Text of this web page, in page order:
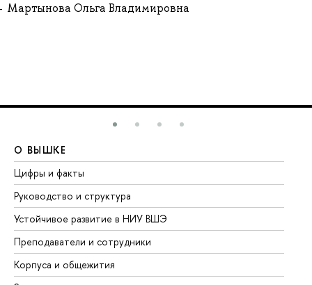
Мартынова Ольга Владимировна
О ВЫШКЕ
Цифры и факты
Руководство и структура
Устойчивое развитие в НИУ ВШЭ
Преподаватели и сотрудники
Корпуса и общежития